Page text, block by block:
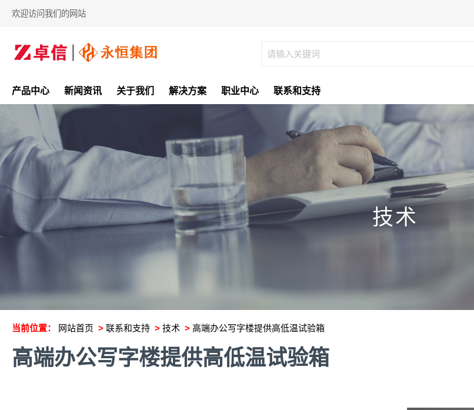
欢迎访问我们的网站
产品中心 新闻资讯 关于我们 解决方案 职业中心 联系和支持
技术
当前位置： 网站首页 > 联系和支持 > 技术 > 高端办公写字楼提供高低温试验箱
高端办公写字楼提供高低温试验箱